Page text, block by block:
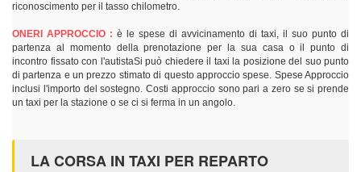
riconoscimento per il tasso chilometro.
ONERI APPROCCIO : è le spese di avvicinamento di taxi, il suo punto di
partenza al momento della prenotazione per la sua casa o il punto di
incontro fissato con l'autistaSi può chiedere il taxi la posizione del suo punto
di partenza e un prezzo stimato di questo approccio spese. Spese Approccio
inclusi l'importo del sostegno. Costi approccio sono pari a zero se si prende
un taxi per la stazione o se ci si ferma in un angolo.
LA CORSA IN TAXI PER REPARTO